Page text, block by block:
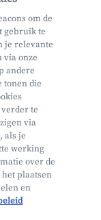
om de
gebruik te
je relevante
via onze
andere
tonen die
verder te
via
als je
werking
over de
plaatsen
en